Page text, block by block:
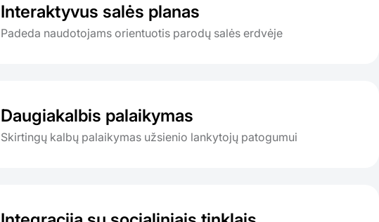
Interaktyvus salės planas
Padeda naudotojams orientuotis parodų salės erdvėje
Daugiakalbis palaikymas
Skirtingų kalbų palaikymas užsienio lankytojų patogumui